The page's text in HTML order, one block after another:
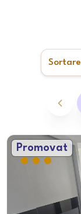
Sortare
Promovat